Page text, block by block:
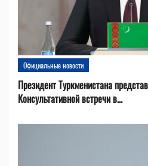
Официальные новости
Президент Туркменистана
Консультативной встречи в...